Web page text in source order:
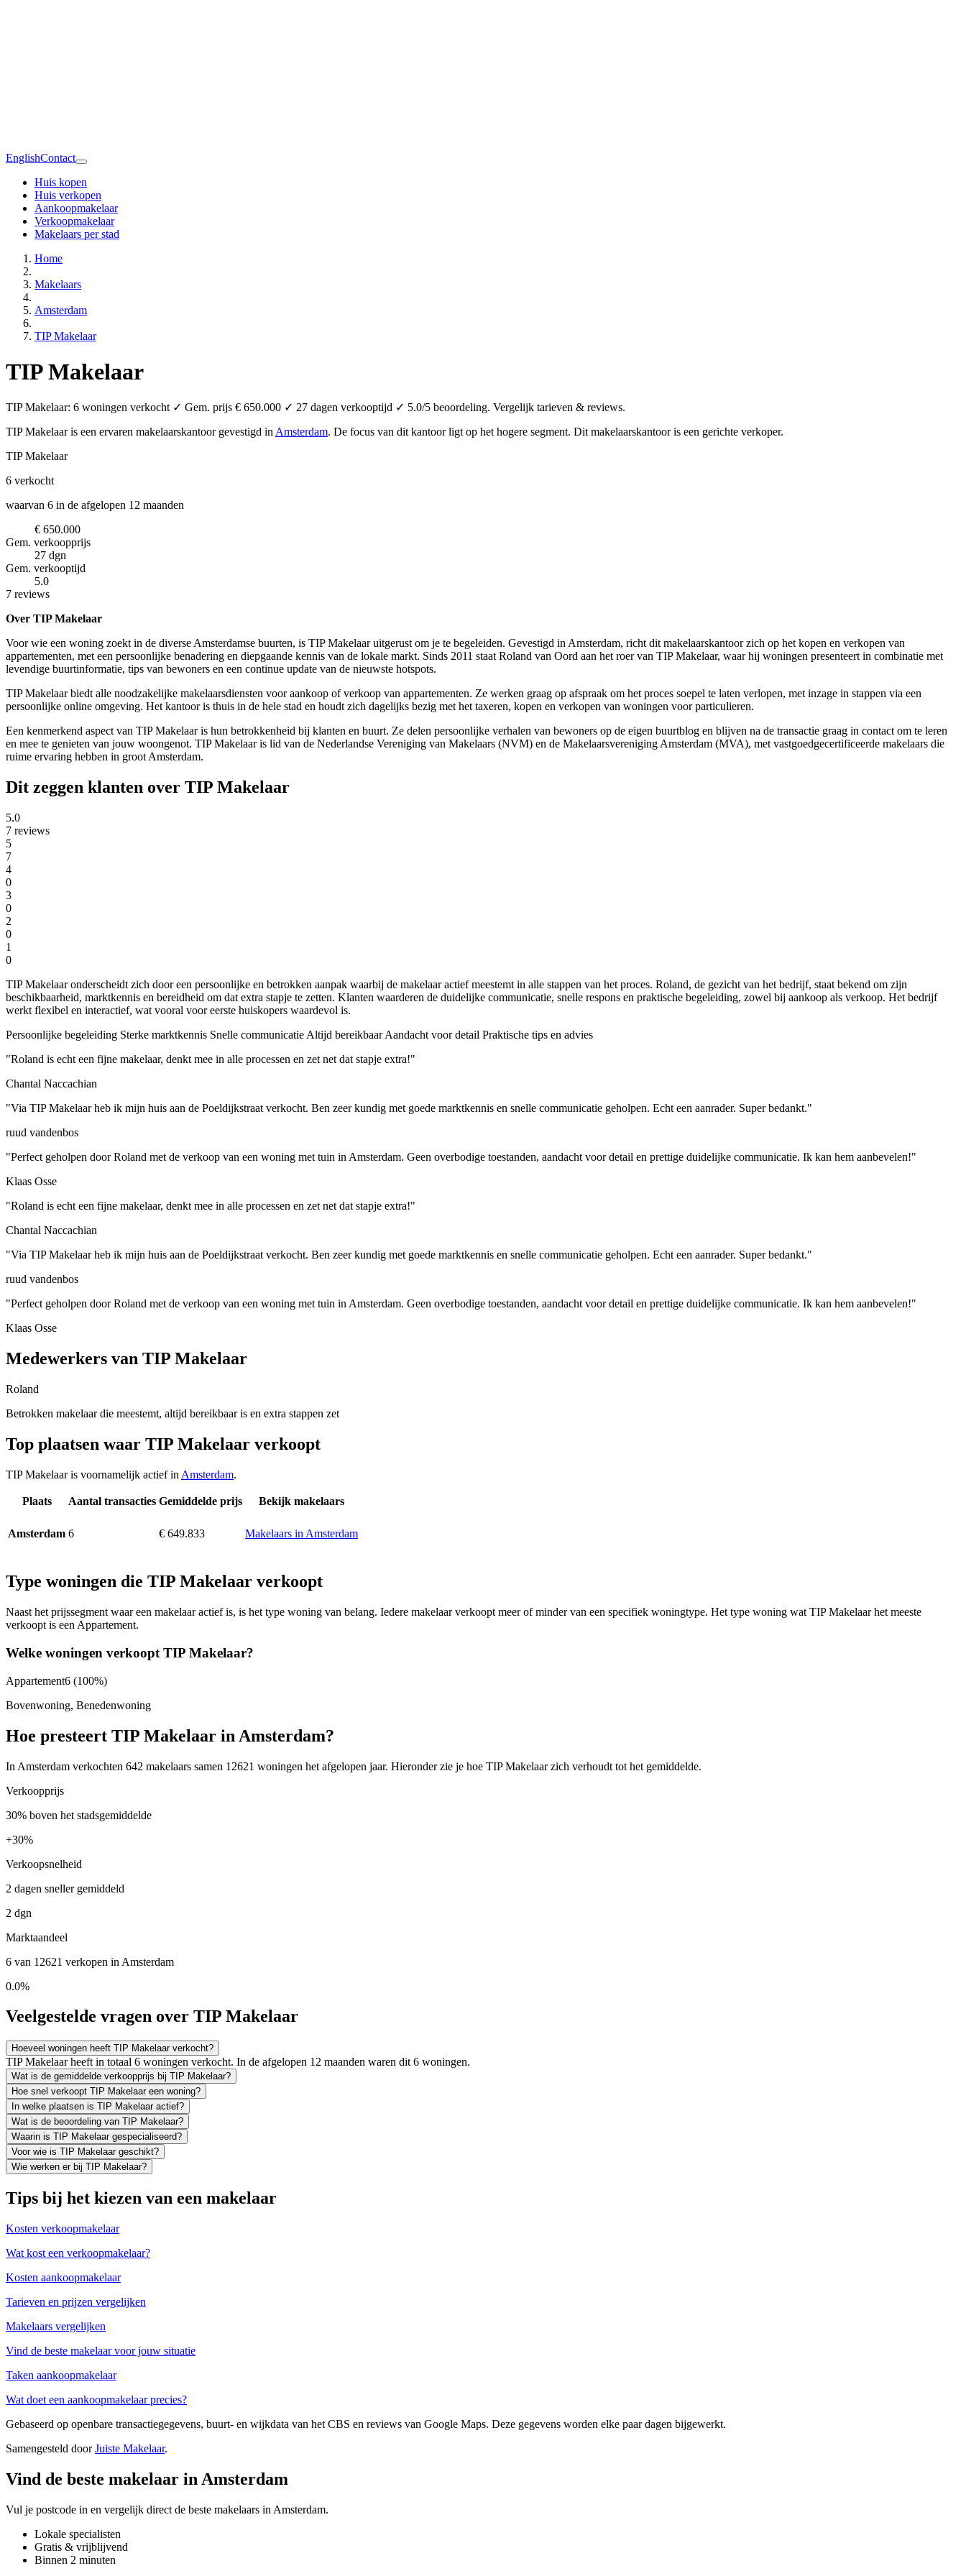
EnglishContact
Huis kopen
Huis verkopen
Aankoopmakelaar
Verkoopmakelaar
Makelaars per stad
Home
Makelaars
Amsterdam
TIP Makelaar
TIP Makelaar
TIP Makelaar: 6 woningen verkocht ✓ Gem. prijs € 650.000 ✓ 27 dagen verkooptijd ✓ 5.0/5 beoordeling. Vergelijk tarieven & reviews.
TIP Makelaar is een ervaren makelaarskantoor gevestigd in Amsterdam. De focus van dit kantoor ligt op het hogere segment. Dit makelaarskantoor is een gerichte verkoper.
TIP Makelaar
6 verkocht
waarvan 6 in de afgelopen 12 maanden
€ 650.000
Gem. verkoopprijs
27 dgn
Gem. verkooptijd
5.0
7 reviews
Over TIP Makelaar
Voor wie een woning zoekt in de diverse Amsterdamse buurten, is TIP Makelaar uitgerust om je te begeleiden. Gevestigd in Amsterdam, richt dit makelaarskantoor zich op het kopen en verkopen van
appartementen, met een persoonlijke benadering en diepgaande kennis van de lokale markt. Sinds 2011 staat Roland van Oord aan het roer van TIP Makelaar, waar hij woningen presenteert in combinatie met
levendige buurtinformatie, tips van bewoners en een continue update van de nieuwste hotspots.
TIP Makelaar biedt alle noodzakelijke makelaarsdiensten voor aankoop of verkoop van appartementen. Ze werken graag op afspraak om het proces soepel te laten verlopen, met inzage in stappen via een
persoonlijke online omgeving. Het kantoor is thuis in de hele stad en houdt zich dagelijks bezig met het taxeren, kopen en verkopen van woningen voor particulieren.
Een kenmerkend aspect van TIP Makelaar is hun betrokkenheid bij klanten en buurt. Ze delen persoonlijke verhalen van bewoners op de eigen buurtblog en blijven na de transactie graag in contact om te leren
en mee te genieten van jouw woongenot. TIP Makelaar is lid van de Nederlandse Vereniging van Makelaars (NVM) en de Makelaarsvereniging Amsterdam (MVA), met vastgoedgecertificeerde makelaars die
ruime ervaring hebben in groot Amsterdam.
Dit zeggen klanten over TIP Makelaar
5.0
7 reviews
5
7
4
0
3
0
2
0
1
0
TIP Makelaar onderscheidt zich door een persoonlijke en betrokken aanpak waarbij de makelaar actief meestemt in alle stappen van het proces. Roland, de gezicht van het bedrijf, staat bekend om zijn
beschikbaarheid, marktkennis en bereidheid om dat extra stapje te zetten. Klanten waarderen de duidelijke communicatie, snelle respons en praktische begeleiding, zowel bij aankoop als verkoop. Het bedrijf
werkt flexibel en interactief, wat vooral voor eerste huiskopers waardevol is.
Persoonlijke begeleiding Sterke marktkennis Snelle communicatie Altijd bereikbaarAandacht voor detail Praktische tips en advies
"Roland is echt een fijne makelaar, denkt mee in alle processen en zet net dat stapje extra!"
Chantal Naccachian
"Via TIP Makelaar heb ik mijn huis aan de Poeldijkstraat verkocht. Ben zeer kundig met goede marktkennis en snelle communicatie geholpen. Echt een aanrader. Super bedankt."
ruud vandenbos
"Perfect geholpen door Roland met de verkoop van een woning met tuin in Amsterdam. Geen overbodige toestanden, aandacht voor detail en prettige duidelijke communicatie. Ik kan hem aanbevelen!"
Klaas Osse
"Roland is echt een fijne makelaar, denkt mee in alle processen en zet net dat stapje extra!"
Chantal Naccachian
"Via TIP Makelaar heb ik mijn huis aan de Poeldijkstraat verkocht. Ben zeer kundig met goede marktkennis en snelle communicatie geholpen. Echt een aanrader. Super bedankt."
ruud vandenbos
"Perfect geholpen door Roland met de verkoop van een woning met tuin in Amsterdam. Geen overbodige toestanden, aandacht voor detail en prettige duidelijke communicatie. Ik kan hem aanbevelen!"
Klaas Osse
Medewerkers van TIP Makelaar
Roland
Betrokken makelaar die meestemt, altijd bereikbaar is en extra stappen zet
Top plaatsen waar TIP Makelaar verkoopt
TIP Makelaar is voornamelijk actief in Amsterdam.
Plaats Aantal transacties Gemiddelde prijs Bekijk makelaars
Amsterdam 6 € 649.833 Makelaars in Amsterdam
Type woningen die TIP Makelaar verkoopt
Naast het prijssegment waar een makelaar actief is, is het type woning van belang. Iedere makelaar verkoopt meer of minder van een specifiek woningtype. Het type woning wat TIP Makelaar het meeste
verkoopt is een Appartement.
Welke woningen verkoopt TIP Makelaar?
Appartement6 (100%)
Bovenwoning, Benedenwoning
Hoe presteert TIP Makelaar in Amsterdam?
In Amsterdam verkochten 642 makelaars samen 12621 woningen het afgelopen jaar. Hieronder zie je hoe TIP Makelaar zich verhoudt tot het gemiddelde.
Verkoopprijs
30% boven het stadsgemiddelde
+30%
Verkoopsnelheid
2 dagen sneller gemiddeld
2 dgn
Marktaandeel
6 van 12621 verkopen in Amsterdam
0.0%
Veelgestelde vragen over TIP Makelaar
Hoeveel woningen heeft TIP Makelaar verkocht?
TIP Makelaar heeft in totaal 6 woningen verkocht. In de afgelopen 12 maanden waren dit 6 woningen.
Wat is de gemiddelde verkoopprijs bij TIP Makelaar?
Hoe snel verkoopt TIP Makelaar een woning?
In welke plaatsen is TIP Makelaar actief?
Wat is de beoordeling van TIP Makelaar?
Waarin is TIP Makelaar gespecialiseerd?
Voor wie is TIP Makelaar geschikt?
Wie werken er bij TIP Makelaar?
Tips bij het kiezen van een makelaar
Kosten verkoopmakelaar
Wat kost een verkoopmakelaar?
Kosten aankoopmakelaar
Tarieven en prijzen vergelijken
Makelaars vergelijken
Vind de beste makelaar voor jouw situatie
Taken aankoopmakelaar
Wat doet een aankoopmakelaar precies?
Gebaseerd op openbare transactiegegevens, buurt- en wijkdata van het CBS en reviews van Google Maps. Deze gegevens worden elke paar dagen bijgewerkt.
Samengesteld doorJuiste Makelaar.
Vind de beste makelaar in Amsterdam
Vul je postcode in en vergelijk direct de beste makelaars in Amsterdam.
Lokale specialisten
Gratis & vrijblijvend
Binnen 2 minuten